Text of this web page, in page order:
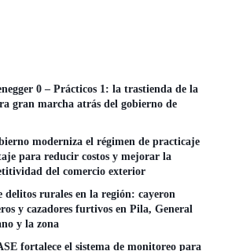
0 – Prácticos 1: la trastienda de la
gran marcha atrás del gobierno de
moderniza el régimen de practicaje
para reducir costos y mejorar la
del comercio exterior
delitos rurales en la región: cayeron
y cazadores furtivos en Pila, General
y la zona
fortalece el sistema de monitoreo para